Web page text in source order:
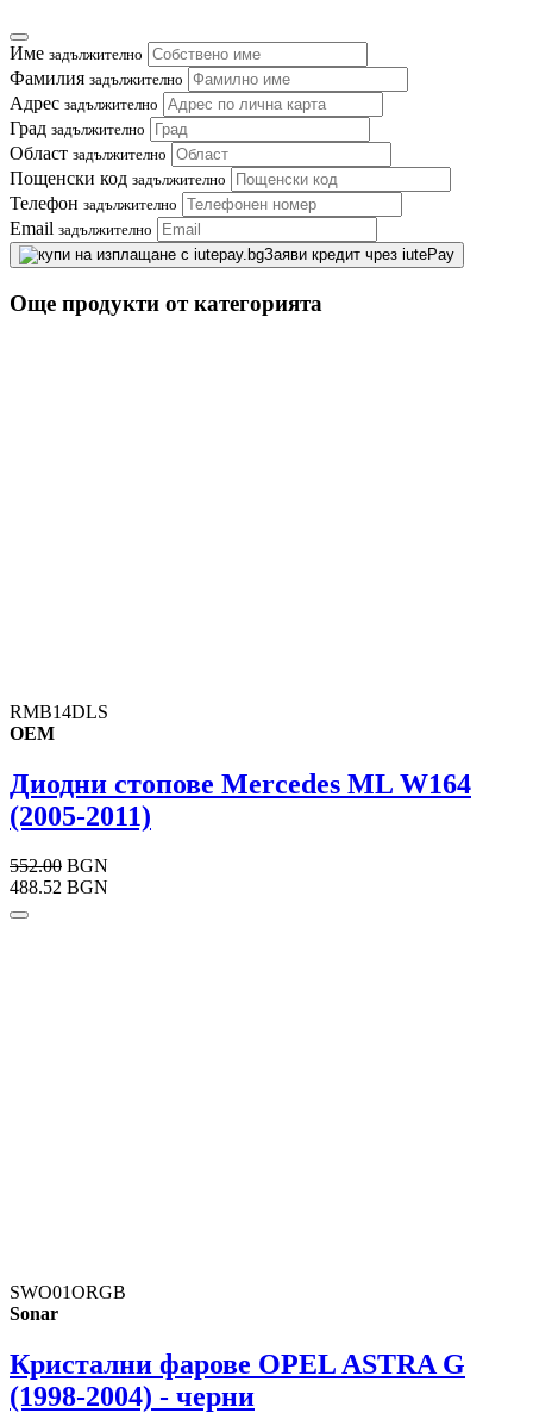
Име задължително
Фамилия задължително
Адрес задължително
Град задължително
Област задължително
Пощенски код задължително
Телефон задължително
Email задължително
Заяви кредит чрез iutePay
Още продукти от категорията
RMB14DLS
OEM
Диодни стопове Mercedes ML W164
(2005-2011)
552.00 BGN
488.52 BGN
SWO01ORGB
Sonar
Кристални фарове OPEL ASTRA G
(1998-2004) - черни